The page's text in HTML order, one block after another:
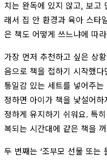
치는 완독에 있지 않고, 보고
래서 집 안 환경과 육아 스타
은 책도 어떻게 쓰느냐에 따
가장 먼저 추천하고 싶은 상
음으로 책을 접하기 시작했
통일감 있는 세트를 넣어주
정하면 아이가 책을 낯설어
정하게 유지하기 쉬워요. 특
복되는 시간대에 같은 책을
두 번째는 ‘조부모 선물 또는